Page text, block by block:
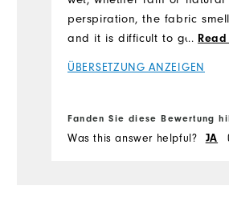
perspiration, the fabric
and it is difficult to get rid
offensive odour.
...
ÜBERSETZUNG ANZEIGEN
Fanden Sie diese Bewertung
Was this answer helpful? JA